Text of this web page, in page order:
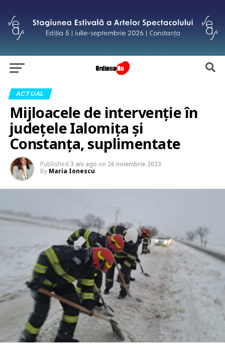
ACTUAL
Mijloacele de intervenție în
județele Ialomița și
Constanța, suplimentate
Published 3 ani ago on 26 noiembrie 2023
By Maria Ionescu